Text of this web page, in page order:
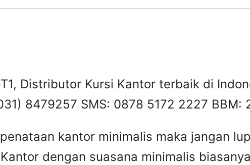
Distributor Kursi Kantor terbaik di
8479257 SMS: 0878 5172 2227 BBM:
kantor minimalis maka jangan
dengan suasana minimalis